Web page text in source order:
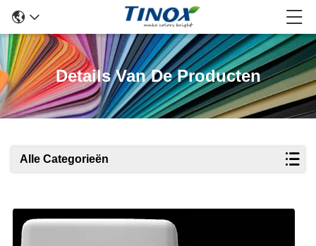
Details Van De Producten
Alle Categorieën